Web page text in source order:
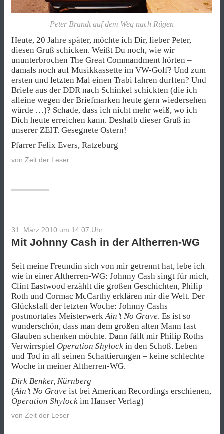
Peter Brandt auf dem Weg nach Rügen
Heute, 20 Jahre später, möchte ich Dir, lieber Peter,
diesen Gruß schicken. Weißt Du noch, wie wir
ununterbrochen The Great Commandment hörten –
damals noch auf Musikkassette im VW-Golf? Und zum
ersten und letzten Mal einen Trabi fahren durften? Und
Briefe aus der DDR nach Schinkel schickten (die ich
alleine wegen der Briefmarken heute gern wiedersehen
würde …)? Schade, dass ich nicht mehr weiß, wo ich
Dich heute erreichen kann. Deshalb dieser Gruß in
unserer ZEIT. Gesegnete Ostern!
Pfarrer Felix Evers, Ratzeburg
von Zeit der Leser
31. März 2010 um 14:07 Uhr
Mit Johnny Cash in der Altherren-WG
Seit meine Freundin sich von mir getrennt hat, lebe ich
wie in einer Altherren-WG: Johnny Cash singt für mich,
Clint Eastwood erzählt die großen Geschichten, Philip
Roth und Cormac McCarthy erklären mir die Welt. Der
Glücksfall der letzten Woche: Johnny Cashs
postmortales Meisterwerk Ain’t No Grave. Es ist so
wunderschön, dass man dem großen alten Mann fast
Glauben schenken möchte. Dann fällt mir Philip Roths
Verwirrspiel Operation Shylock in den Schoß. Leben
und Tod in all seinen Schattierungen – keine schlechte
Woche in meiner Altherren-WG.
Dirk Benker, Nürnberg
(Ain’t No Grave ist bei American Recordings erschienen,
Operation Shylock im Hanser Verlag)
von Zeit der Leser